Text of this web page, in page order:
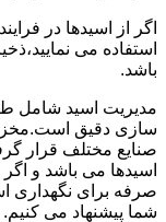
اگر از اسیدها در
استفاده می
باشد.
مدیریت اسید شامل
سازی دقیق
صنایع مختلف قرار
اسیدها می باشد و
صرفه برای نگهداری
شما پیشنهاد می کنیم.